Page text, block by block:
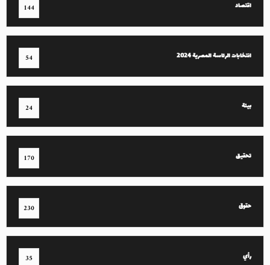
اقتصاد 144
انتخابات الرئاسة المصرية 2024 54
بيئة 24
تحقيق 170
حقوق 230
رأي 35